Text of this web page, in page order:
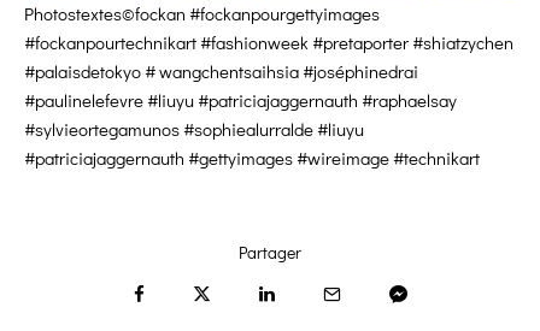
Photostextes©fockan #fockanpourgettyimages
#fockanpourtechnikart #fashionweek #pretaporter #shiatzychen
#palaisdetokyo # wangchentsaihsia #joséphinedrai
#paulinelefevre #liuyu #patriciajaggernauth #raphaelsay
#sylvieortegamunos #sophiealurralde #liuyu
#patriciajaggernauth #gettyimages #wireimage #technikart
Partager